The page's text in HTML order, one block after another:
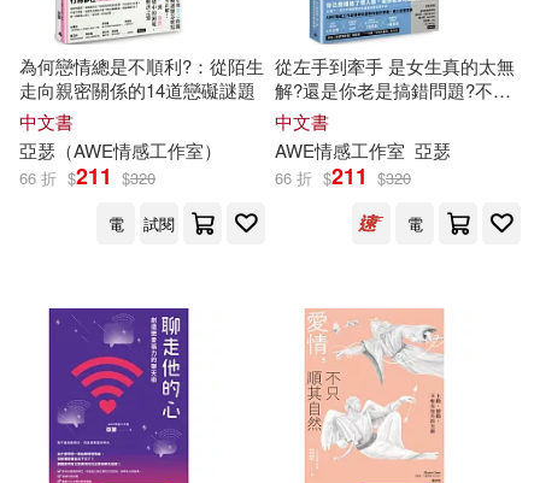
可超商取貨(4) 可海外宅配(4)
可港澳店取(4)
可新加坡店取(4)
電子書 (可複選)
適合手機平板閱讀(3)
為何戀情總是不順利?：從陌生
走向親密關係的14道戀礙謎題
中文書
亞瑟 （AWE情感工作室）
66 折 $211 $320
電
試閱
從左手到牽手 是女生真的太無
解?還是你老是搞錯問題?不必
將就的30堂脫單戀愛課
中文書
AWE情感工作室 亞瑟
66 折 $211 $320
電